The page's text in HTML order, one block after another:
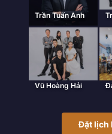
Trần Tuấn Anh
Vũ Hoàng Hải
Đặt lịch